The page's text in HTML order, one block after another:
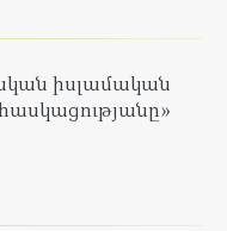
իսլամական